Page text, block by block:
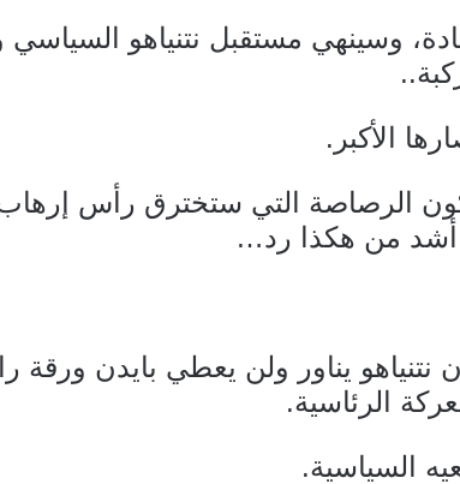
وسينهي مستقبل نتنياهو
الأكبر.
الرصاصة التي ستخترق رأس إرهاب
أشد من هكذا رد…
نتنياهو يناور ولن يعطي بايدن ورقة
الرئاسية.
السياسية.